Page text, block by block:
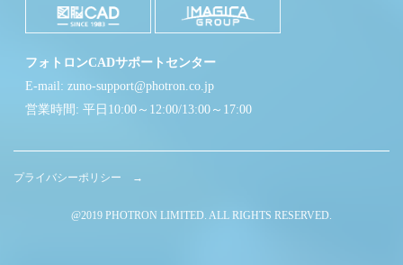
フォトロンCADサポートセンター
E-mail: zuno-support@photron.co.jp
営業時間: 平日10:00～12:00/13:00～17:00
プライバシーポリシー →
@2019 PHOTRON LIMITED. ALL RIGHTS RESERVED.